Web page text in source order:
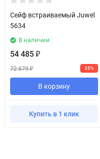
Сейф встраиваемый Juwel
5634
В наличии
54 485 ₽
72 879₽ 25%
В корзину
Купить в 1 клик